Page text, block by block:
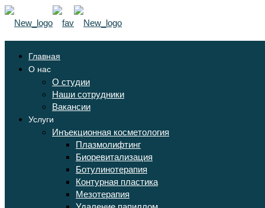
Главная
О нас
О студии
Наши сотрудники
Вакансии
Услуги
Инъекционная косметология
Плазмолифтинг
Биоревитализация
Ботулинотерапия
Контурная пластика
Мезотерапия